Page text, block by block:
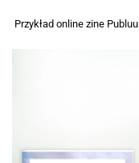
Przykład online zine Publuu